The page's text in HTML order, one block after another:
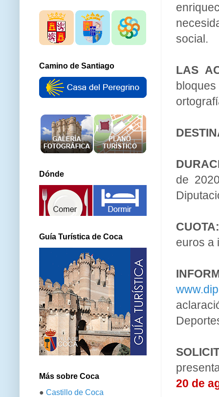
social.
LAS
de
CUOTA:
euros a
20 de
Camino de Santiago
Dónde
Guía Turística de Coca
Más sobre Coca
● Castillo de Coca